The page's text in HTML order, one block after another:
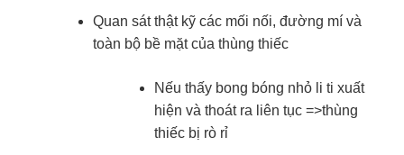
Quan sát thật kỹ các mối nối, đường mí và
toàn bộ bề mặt của thùng thiếc
Nếu thấy bong bóng nhỏ li ti xuất
hiện và thoát ra liên tục =>thùng
thiếc bị rò rỉ